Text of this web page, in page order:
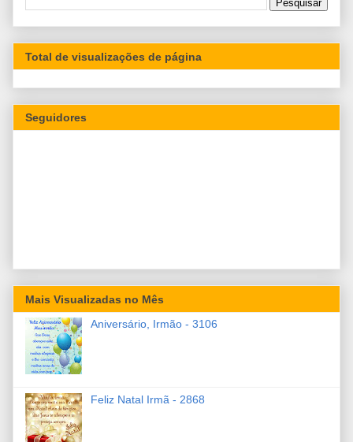
Total de visualizações de página
Seguidores
Mais Visualizadas no Mês
Aniversário, Irmão - 3106
Feliz Natal Irmã - 2868